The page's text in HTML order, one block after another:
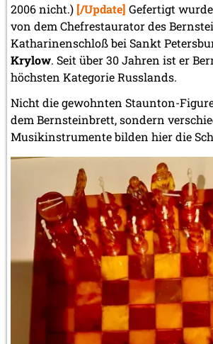
2006 nicht.) [/Update] Gefertigt
von dem Chefrestaurator des
Katharinenschloß bei Sankt
Krylow. Seit über 30 Jahren ist er
höchsten Kategorie Russlands.
Nicht die gewohnten Staunton-
dem Bernsteinbrett, sondern
Musikinstrumente bilden hier die